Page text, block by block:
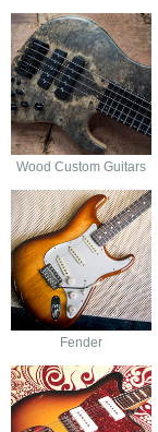
Wood Custom Guitars
Fender